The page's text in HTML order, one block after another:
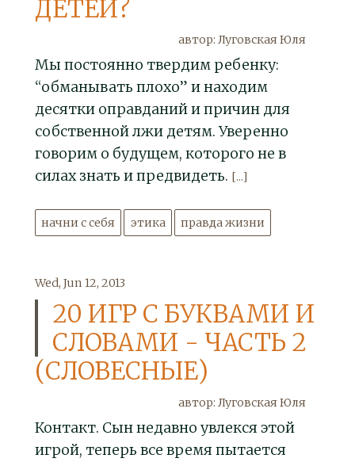
ДЕТЕЙ?
автор: Луговская Юля
Мы постоянно твердим ребенку:
“обманывать плохо” и находим
десятки оправданий и причин для
собственной лжи детям. Уверенно
говорим о будущем, которого не в
силах знать и предвидеть. [...]
начни с себя этика правда жизни
Wed, Jun 12, 2013
20 ИГР С БУКВАМИ И
СЛОВАМИ - ЧАСТЬ 2
(СЛОВЕСНЫЕ)
автор: Луговская Юля
Контакт. Сын недавно увлекся этой
игрой, теперь все время пытается